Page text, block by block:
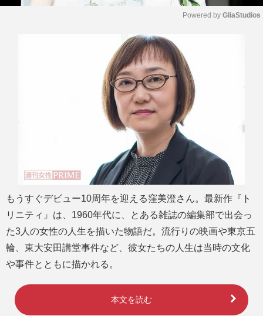
Powered by GliaStudios
もうすぐデビュー10周年を迎える窪美澄さん。最新作『ト
リニティ』は、1960年代に、とある雑誌の編集部で出会っ
た3人の女性の人生を描いた物語だ。流行りの映画や東京五
輪、東大安田講堂事件など、彼女たちの人生は当時の文化
や事件とともに描かれる。
本文を読む